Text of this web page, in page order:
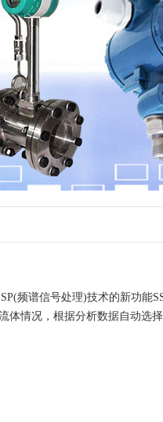
频谱信号处理)技术的新功能
体情况，根据分析数据自动选